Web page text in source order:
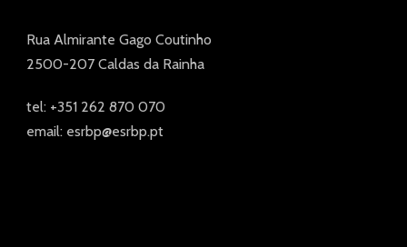
Rua Almirante Gago Coutinho
2500-207 Caldas da Rainha
tel: +351 262 870 070
email: esrbp@esrbp.pt